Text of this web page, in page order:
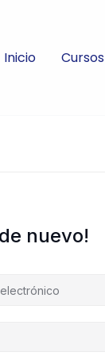
Inicio Cursos
nuevo!